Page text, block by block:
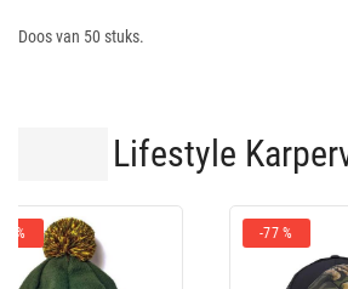
Doos van 50 stuks.
Lifestyle